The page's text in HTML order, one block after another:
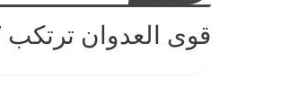
قوى العدوان ترتكب 147 خرقا لاتفاق التهدئة في الحديدة